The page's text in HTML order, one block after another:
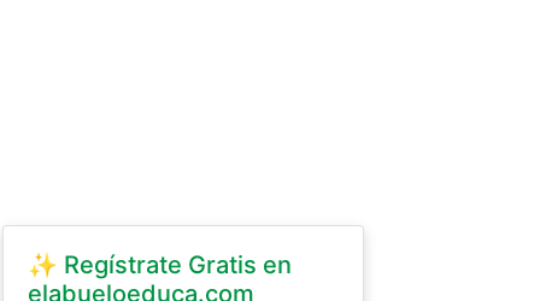
✨ Regístrate Gratis en
elabueloeduca.com